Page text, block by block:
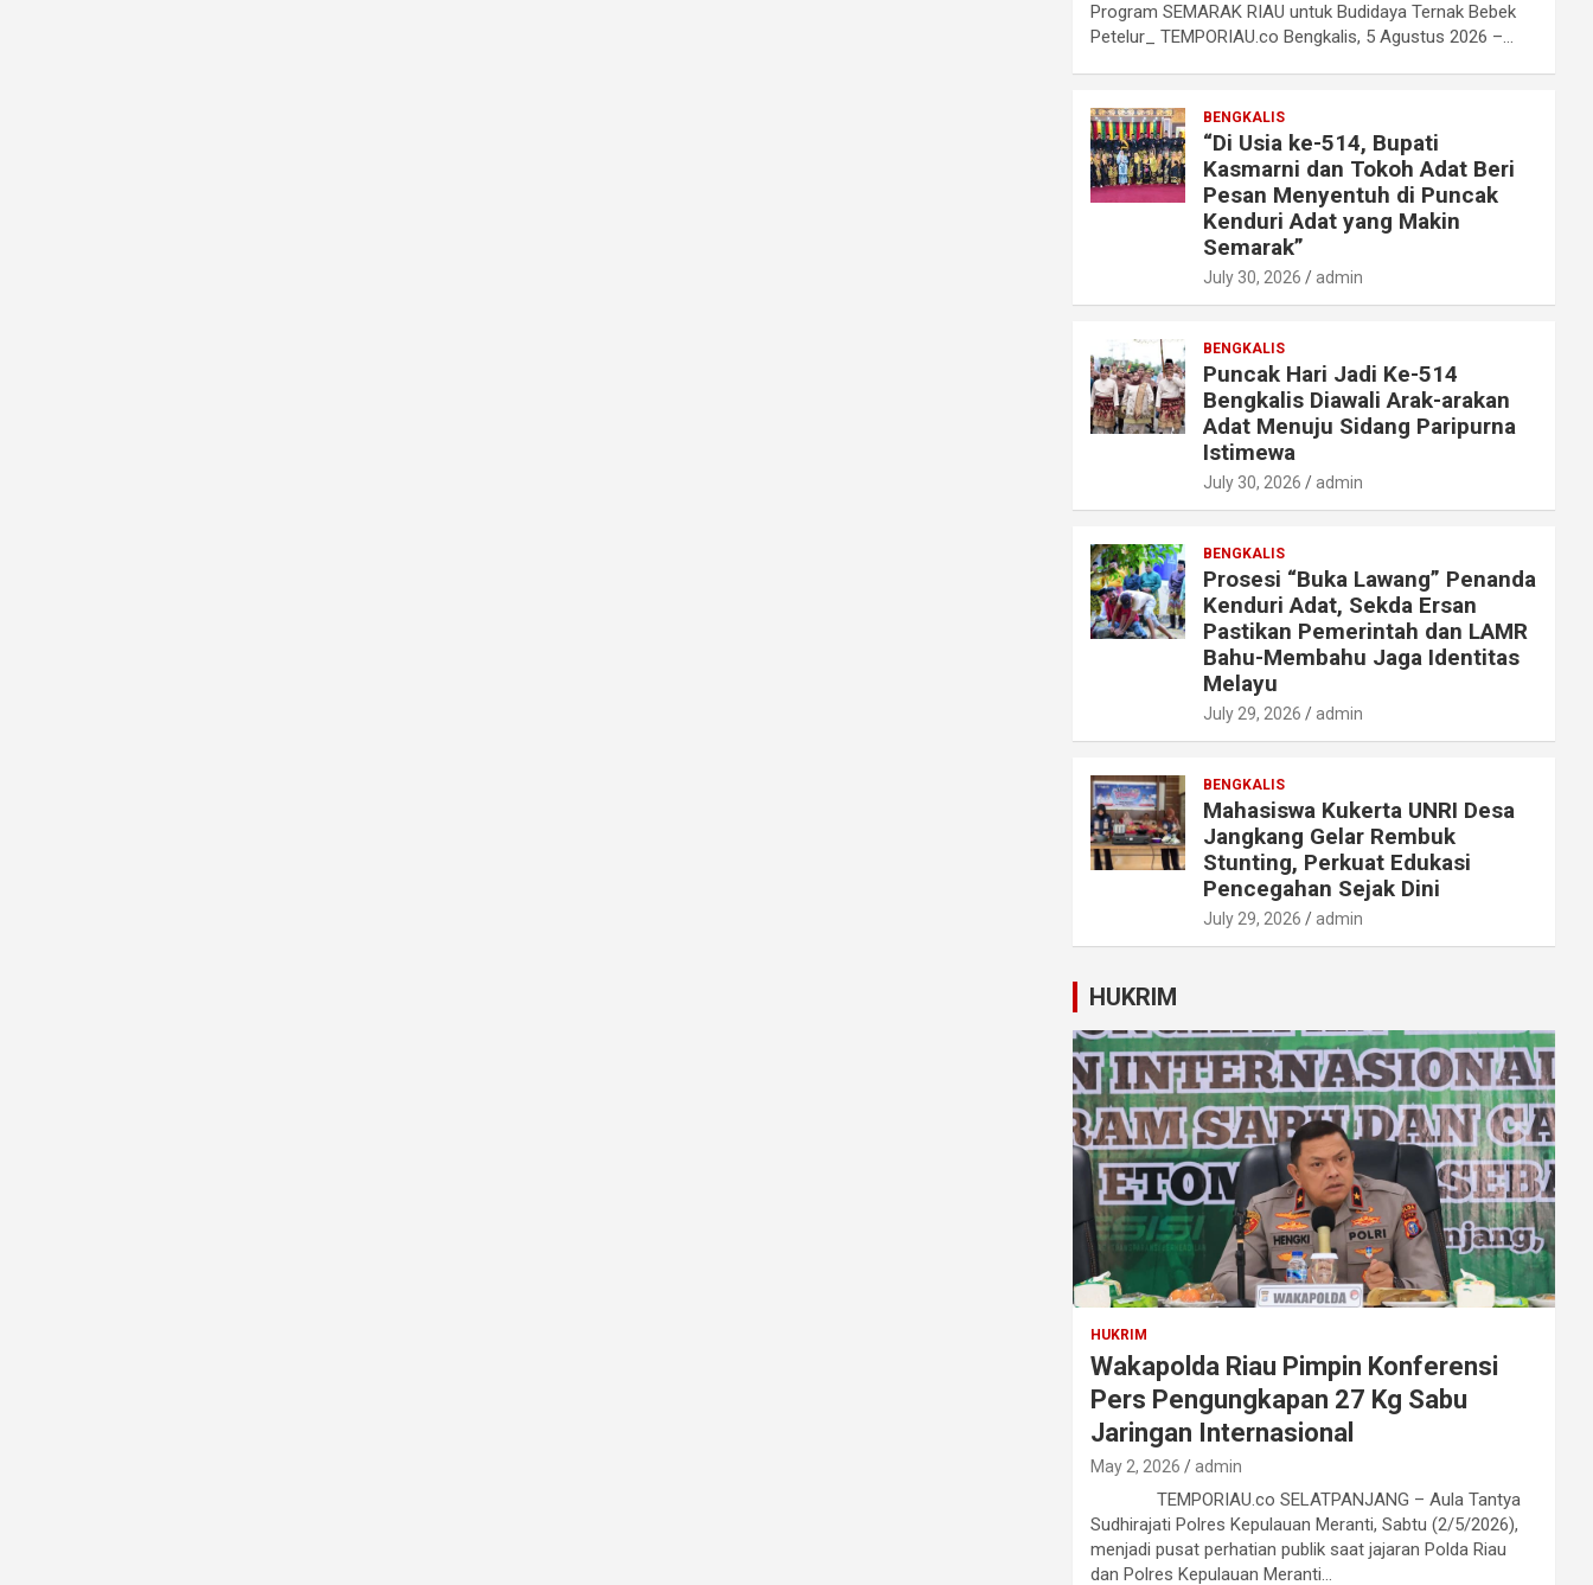
Program SEMARAK RIAU untuk Budidaya Ternak Bebek
Petelur_ TEMPORIAU.co Bengkalis, 5 Agustus 2026 –…
BENGKALIS
“Di Usia ke-514, Bupati
Kasmarni dan Tokoh Adat Beri
Pesan Menyentuh di Puncak
Kenduri Adat yang Makin
Semarak”
July 30, 2026 admin
BENGKALIS
Puncak Hari Jadi Ke-514
Bengkalis Diawali Arak-arakan
Adat Menuju Sidang Paripurna
Istimewa
July 30, 2026 admin
BENGKALIS
Prosesi “Buka Lawang” Penanda
Kenduri Adat, Sekda Ersan
Pastikan Pemerintah dan LAMR
Bahu-Membahu Jaga Identitas
Melayu
July 29, 2026 admin
BENGKALIS
Mahasiswa Kukerta UNRI Desa
Jangkang Gelar Rembuk
Stunting, Perkuat Edukasi
Pencegahan Sejak Dini
July 29, 2026 admin
HUKRIM
HUKRIM
Wakapolda Riau Pimpin Konferensi
Pers Pengungkapan 27 Kg Sabu
Jaringan Internasional
May 2, 2026 admin
TEMPORIAU.co SELATPANJANG – Aula Tantya
Sudhirajati Polres Kepulauan Meranti, Sabtu (2/5/2026),
menjadi pusat perhatian publik saat jajaran Polda Riau
dan Polres Kepulauan Meranti…